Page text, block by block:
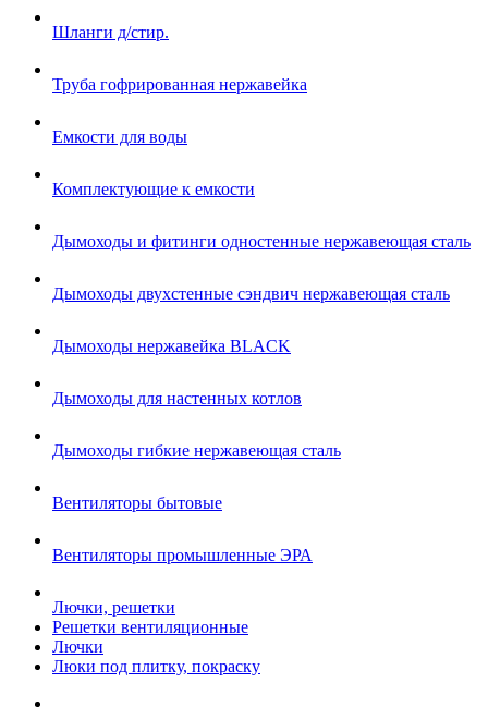
Шланги д/стир.
Труба гофрированная нержавейка
Емкости для воды
Комплектующие к емкости
Дымоходы и фитинги одностенные нержавеющая сталь
Дымоходы двухстенные сэндвич нержавеющая сталь
Дымоходы нержавейка BLACK
Дымоходы для настенных котлов
Дымоходы гибкие нержавеющая сталь
Вентиляторы бытовые
Вентиляторы промышленные ЭРА
Лючки, решетки
Решетки вентиляционные
Лючки
Люки под плитку, покраску